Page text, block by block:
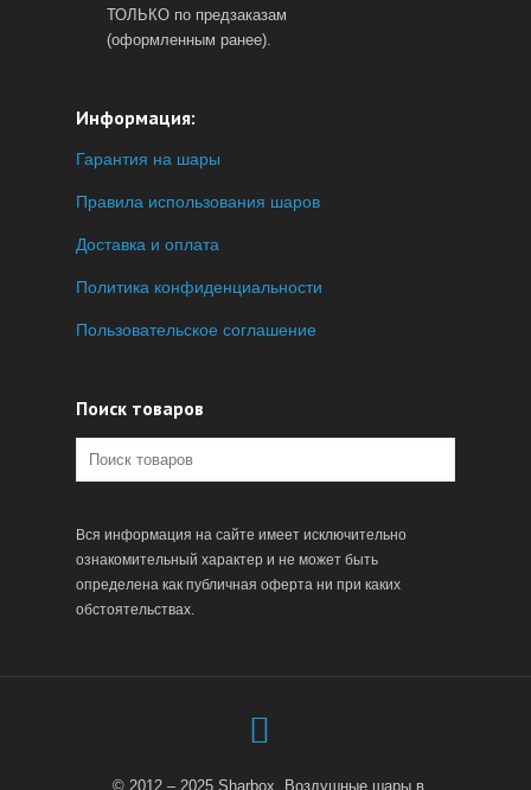
ТОЛЬКО по предзаказам
(оформленным ранее).
Информация:
Гарантия на шары
Правила использования шаров
Доставка и оплата
Политика конфиденциальности
Пользовательское соглашение
Поиск товаров
Вся информация на сайте имеет исключительно
ознакомительный характер и не может быть
определена как публичная оферта ни при каких
обстоятельствах.
© 2012 – 2025 Sharbox. Воздушные шары в